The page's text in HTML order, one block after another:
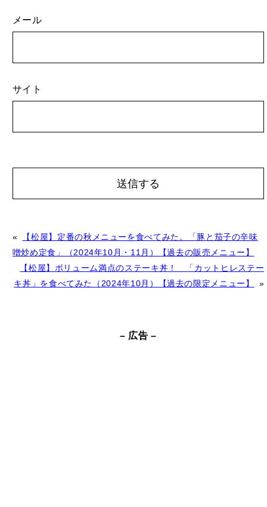
メール
サイト
e
«
【松屋】定番の秋メニューを食べてみた。「豚と茄子の辛味
噌炒め定食」（2024年10月・11月）【過去の販売メニュー】
【松屋】ボリューム満点のステーキ丼！ 「カットヒレステー
キ丼」を食べてみた（2024年10月）【過去の限定メニュー】
»
– 広告 –